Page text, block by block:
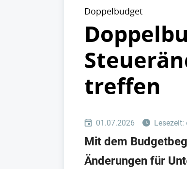
Doppelbudget
treffen
01.07.2026 Lesezeit:
Mit dem
Änderungen für